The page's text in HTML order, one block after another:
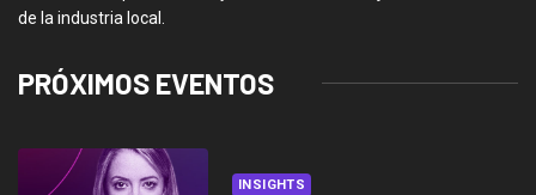
de la industria local.
PRÓXIMOS EVENTOS
INSIGHTS